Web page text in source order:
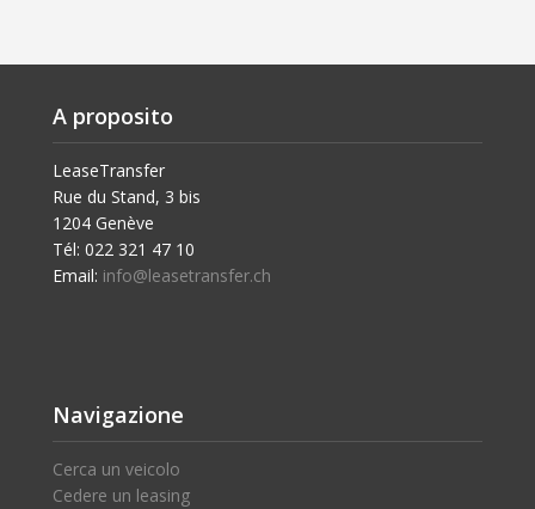
A proposito
LeaseTransfer
Rue du Stand, 3 bis
1204 Genève
Tél: 022 321 47 10
Email: info@leasetransfer.ch
Navigazione
Cerca un veicolo
Cedere un leasing